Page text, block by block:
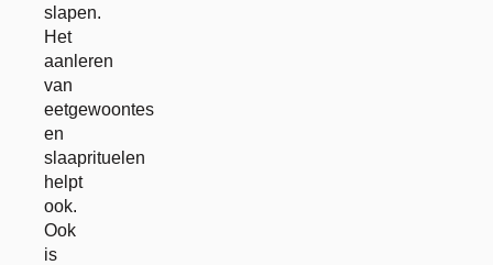
slapen.
Het
aanleren
van
eetgewoontes
en
slaaprituelen
helpt
ook.
Ook
is